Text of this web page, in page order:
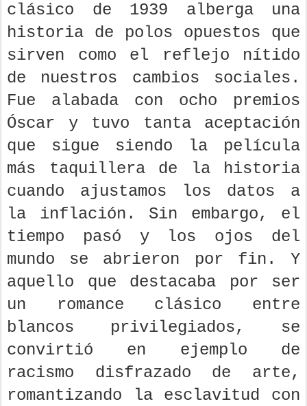
clásico de 1939 alberga una
historia de polos opuestos que
sirven como el reflejo nítido
de nuestros cambios sociales.
Fue alabada con ocho premios
Óscar y tuvo tanta aceptación
que sigue siendo la película
más taquillera de la historia
cuando ajustamos los datos a
la inflación. Sin embargo, el
tiempo pasó y los ojos del
mundo se abrieron por fin. Y
aquello que destacaba por ser
un romance clásico entre
blancos privilegiados, se
convirtió en ejemplo de
racismo disfrazado de arte,
romantizando la esclavitud con